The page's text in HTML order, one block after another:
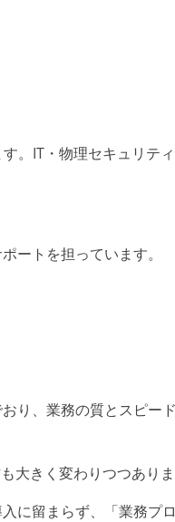
。IT・物理セキュリテ
ートを担っています。
り、業務の質とスピー
大きく変わりつつあり
に留まらず、「業務プ